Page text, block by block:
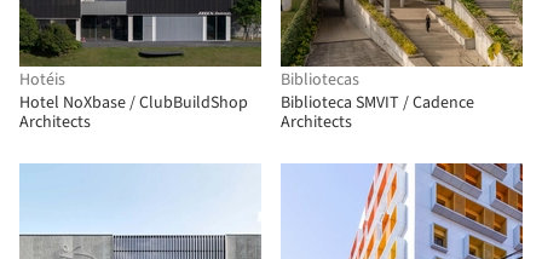
Hotéis
Hotel NoXbase / ClubBuildShop
Architects
Bibliotecas
Biblioteca SMVIT / Cadence
Architects